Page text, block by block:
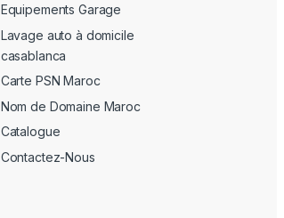
Equipements Garage
Lavage auto à domicile
casablanca
Carte PSN Maroc
Nom de Domaine Maroc
Catalogue
Contactez-Nous